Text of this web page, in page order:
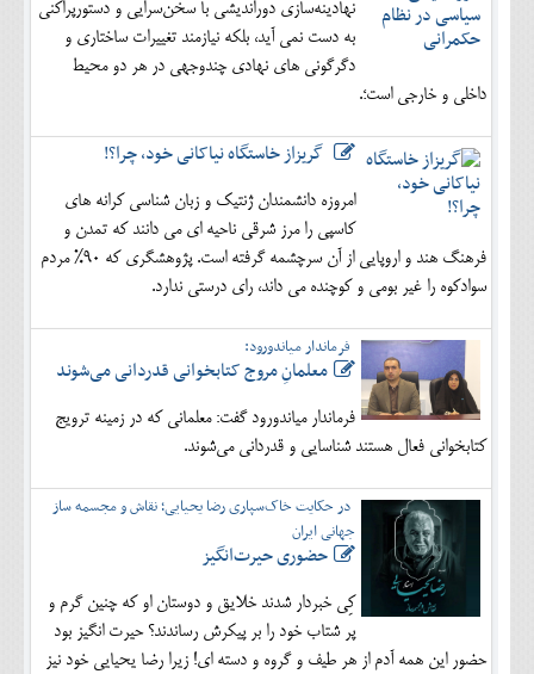
نهادینه‌سازی دوراندیشی با سخن‌سرایی و دستورپراکنی
به دست نمی آید، بلکه نیازمند تغییرات ساختاری و
دگرگونی های نهادی چندوجهی در هر دو محیط
داخلی و خارجی است؛.
گریزاز خاستگاه نیاکانی خود، چرا؟!
امروزه دانشمندان ژنتیک و زبان شناسی کرانه های
کاسپی را مرز شرقی ناحیه ای می دانند که تمدن و
فرهنگ هند و اروپایی از آن سرچشمه گرفته است. پژوهشگری که 90% مردم
سوادکوه را غیر بومی و کوچنده می داند، رای درستی ندارد.
فرماندار میاندورود:
معلمانِ مروج کتابخوانی قدردانی می‌شوند
فرماندار میاندورود گفت: معلمانی که در زمینه ترویج
کتابخوانی فعال هستند شناسایی و قدردانی می‌شوند.
در حکایت خاک‌سپاری رضا یحیایی؛ نقاش و مجسمه ساز
جهانی ایران
حضوری حیرت‌انگیز
کِی خبردار شدند خلایق و دوستان او که چنین گرم و
پر شتاب خود را بر پیکرش رساندند؟ حیرت انگیز بود
حضور این همه آدم از هر طیف و گروه و دسته ای! زیرا رضا یحیایی خود نیز